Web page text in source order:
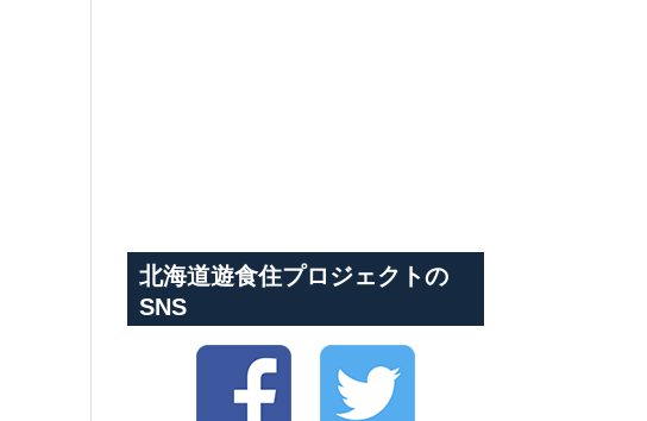
北海道遊食住プロジェクトの
SNS